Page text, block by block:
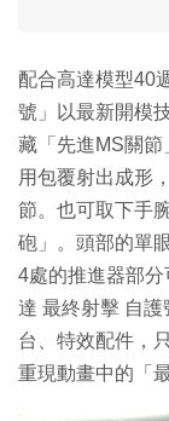
配合高達模型40
號」以最新開模
藏「先進MS關
用包覆射出成形
節。也可取下手
砲」。頭部的單
4處的推進器部
達 最終射擊 自
台、特效配件，
重現動畫中的「